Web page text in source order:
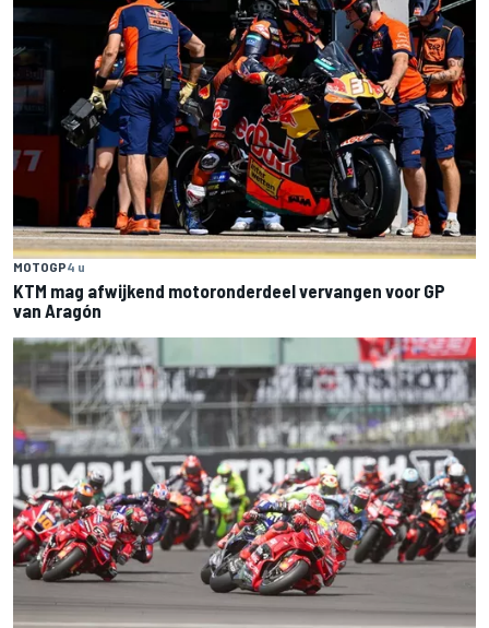
MOTOGP4 u
KTM mag afwijkend motoronderdeel vervangen voor GP
van Aragón